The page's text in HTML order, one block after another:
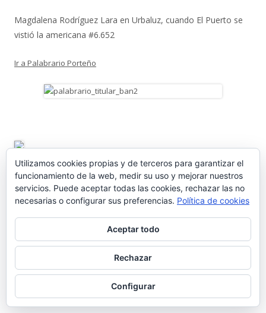
Magdalena Rodríguez Lara en Urbaluz, cuando El Puerto se
vistió la americana #6.652
Ir a Palabrario Porteño
ENTRADAS RECIENTES
Utilizamos cookies propias y de terceros para garantizar el
funcionamiento de la web, medir su uso y mejorar nuestros
servicios. Puede aceptar todas las cookies, rechazar las no
necesarias o configurar sus preferencias. Política de cookies
Aceptar todo
Rechazar
Configurar